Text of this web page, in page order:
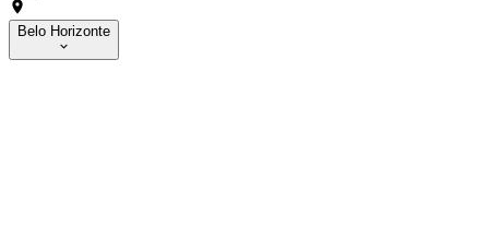
Belo Horizonte